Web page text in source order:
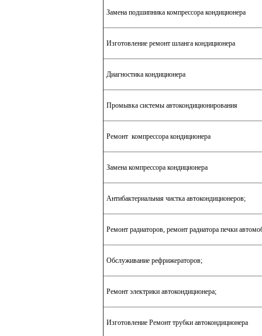
Замена подшипника компрессора кондиционера
Изготовление ремонт шланга кондиционера
Диагностика кондиционера
Промывка системы автокондиционирования
Ремонт компрессора кондиционера
Замена компрессора кондиционера
Антибактериальная чистка автокондиционеров;
Ремонт радиаторов, ремонт радиатора печки
Обслуживание рефрижераторов;
Ремонт электрики автокондиционера;
Изготовление Ремонт трубки автокондиционера